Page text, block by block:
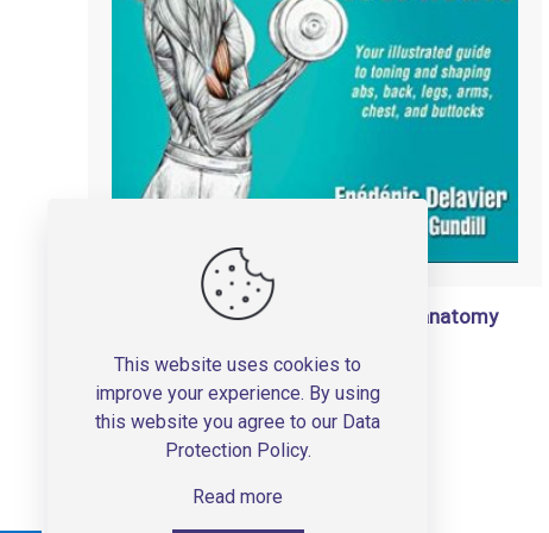
Delaviers womens strength training anatomy
200,000تومان
Add to basket
This website uses cookies to
improve your experience. By using
this website you agree to our Data
Protection Policy.
Read more